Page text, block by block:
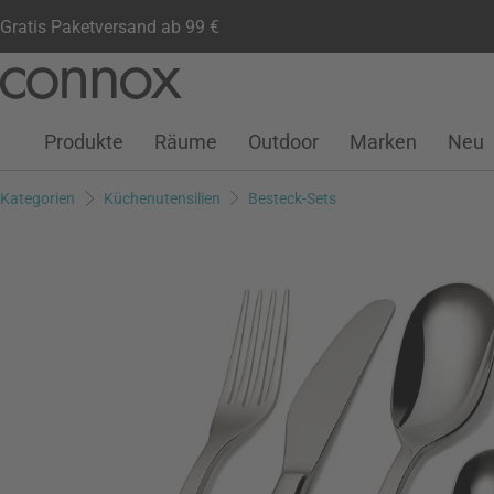
Gratis Paketversand ab 99 €
Seiteninhalt
Suchfeld
Kundenkonto
Wunschliste
Warenkorb
Produkte Räume Outdoor Marken Neu
Kategorien Küchenutensilien Besteck-Sets